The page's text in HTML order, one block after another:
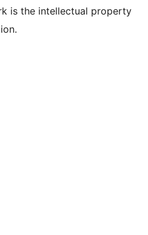
is the intellectual property